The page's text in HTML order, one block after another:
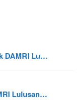
DAMRI Lu…
Lulusan…